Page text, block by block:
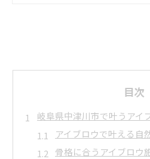
目次
岐阜県中津川市で叶うアイ
アイブロウで叶える自
骨格に合うアイブロウ